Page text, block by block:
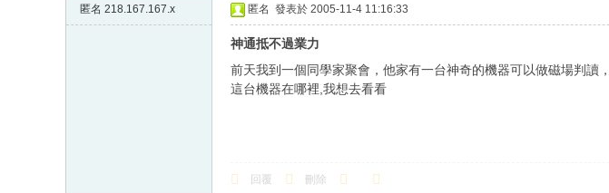
匿名 218.167.167.x 匿名 發表於 2005-11-4 11:16:33
神通抵不過業力
前天我到一個同學家聚會，他家有一台神奇的機器可以做磁場判讀
這台機器在哪裡,我想去看看
回覆 刪除